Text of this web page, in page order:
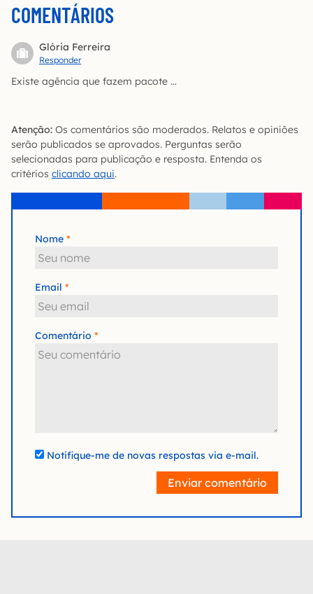
COMENTÁRIOS
Glória Ferreira
Responder
Existe agência que fazem pacote …
Atenção: Os comentários são moderados. Relatos e opiniões
serão publicados se aprovados. Perguntas serão
selecionadas para publicação e resposta. Entenda os
critérios clicando aqui.
Nome
Email
Comentário
Notifique-me de novas respostas via e-mail.
Enviar comentário